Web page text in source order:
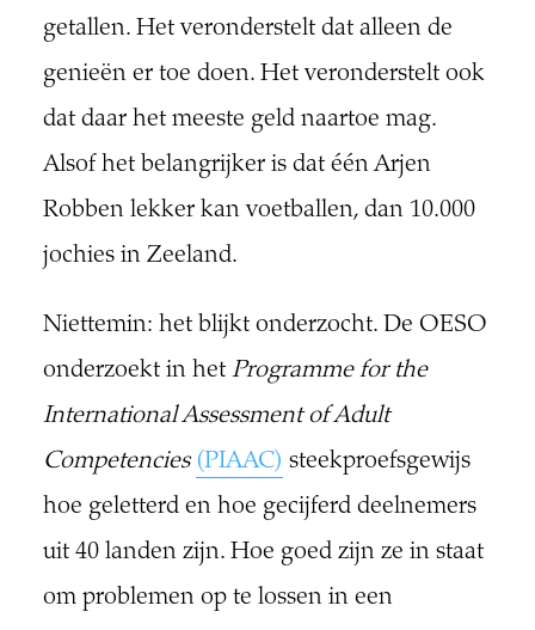
getallen. Het veronderstelt dat alleen de
genieën er toe doen. Het veronderstelt ook
dat daar het meeste geld naartoe mag.
Alsof het belangrijker is dat één Arjen
Robben lekker kan voetballen, dan 10.000
jochies in Zeeland.
Niettemin: het blijkt onderzocht. De OESO
onderzoekt in het Programme for the
International Assessment of Adult
Competencies (PIAAC) steekproefsgewijs
hoe geletterd en hoe gecijferd deelnemers
uit 40 landen zijn. Hoe goed zijn ze in staat
om problemen op te lossen in een